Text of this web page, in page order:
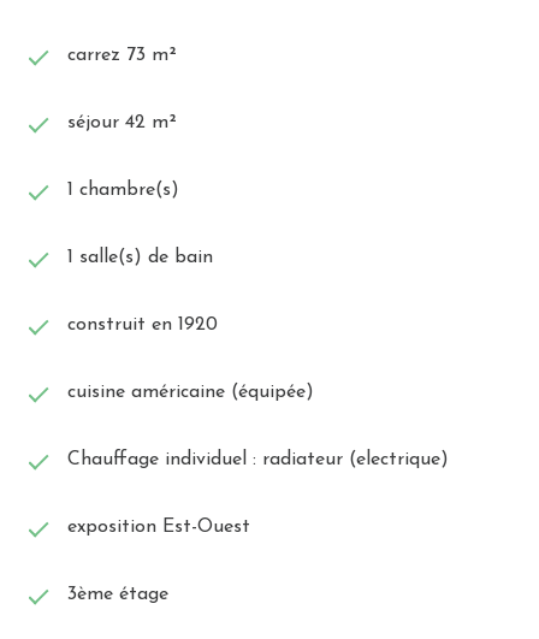
carrez 73 m²
séjour 42 m²
1 chambre(s)
1 salle(s) de bain
construit en 1920
cuisine américaine (équipée)
Chauffage individuel : radiateur (electrique)
exposition Est-Ouest
3ème étage